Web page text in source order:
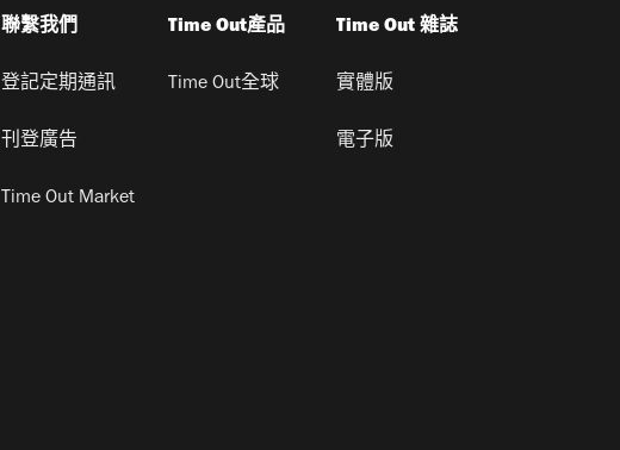
聯繫我們
登記定期通訊
刊登廣告
Time Out Market
Time Out產品
Time Out全球
Time Out 雜誌
實體版
電子版